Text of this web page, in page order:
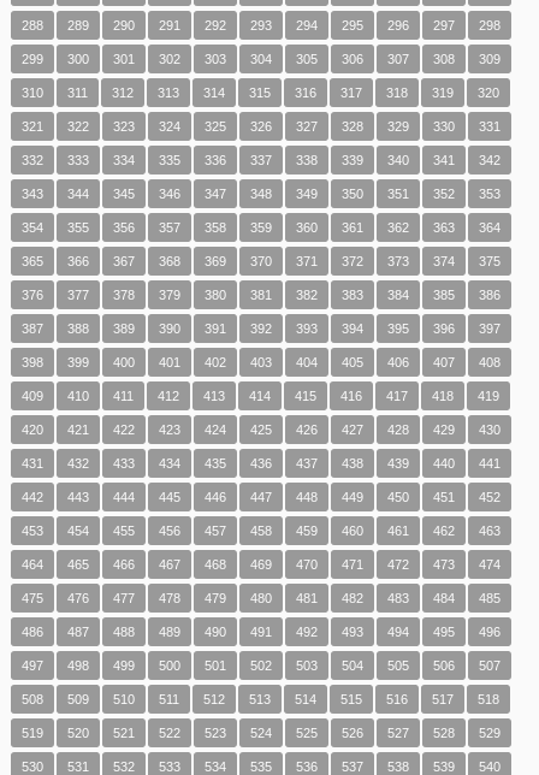
288 289 290 291 292 293 294 295 296 297 298
299 300 301 302 303 304 305 306 307 308 309
310 311 312 313 314 315 316 317 318 319 320
321 322 323 324 325 326 327 328 329 330 331
332 333 334 335 336 337 338 339 340 341 342
343 344 345 346 347 348 349 350 351 352 353
354 355 356 357 358 359 360 361 362 363 364
365 366 367 368 369 370 371 372 373 374 375
376 377 378 379 380 381 382 383 384 385 386
387 388 389 390 391 392 393 394 395 396 397
398 399 400 401 402 403 404 405 406 407 408
409 410 411 412 413 414 415 416 417 418 419
420 421 422 423 424 425 426 427 428 429 430
431 432 433 434 435 436 437 438 439 440 441
442 443 444 445 446 447 448 449 450 451 452
453 454 455 456 457 458 459 460 461 462 463
464 465 466 467 468 469 470 471 472 473 474
475 476 477 478 479 480 481 482 483 484 485
486 487 488 489 490 491 492 493 494 495 496
497 498 499 500 501 502 503 504 505 506 507
508 509 510 511 512 513 514 515 516 517 518
519 520 521 522 523 524 525 526 527 528 529
530 531 532 533 534 535 536 537 538 539 540